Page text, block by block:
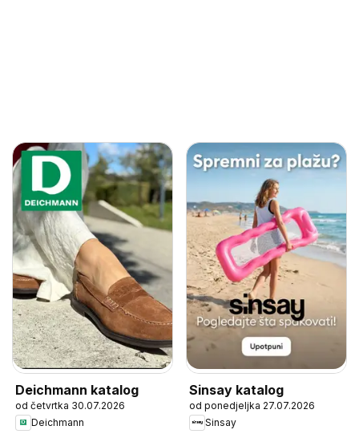
Deichmann katalog
od četvrtka 30.07.2026
Deichmann
Sinsay katalog
od ponedjeljka 27.07.2026
Sinsay